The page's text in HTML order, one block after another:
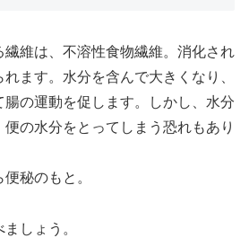
繊維は、不溶性食物繊維。消化され
ます。水分を含んで大きくなり、
の運動を促します。しかし、水分
の水分をとってしまう恐れもあり
秘のもと。
しょう。